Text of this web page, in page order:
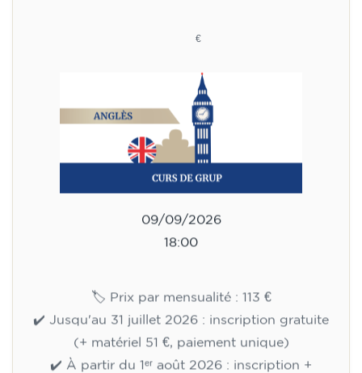
€
09/09/2026
18:00
🏷️ Prix par mensualité : 113 €
✔️ Jusqu'au 31 juillet 2026 : inscription gratuite
(+ matériel 51 €, paiement unique)
✔️ À partir du 1ᵉʳ août 2026 : inscription +